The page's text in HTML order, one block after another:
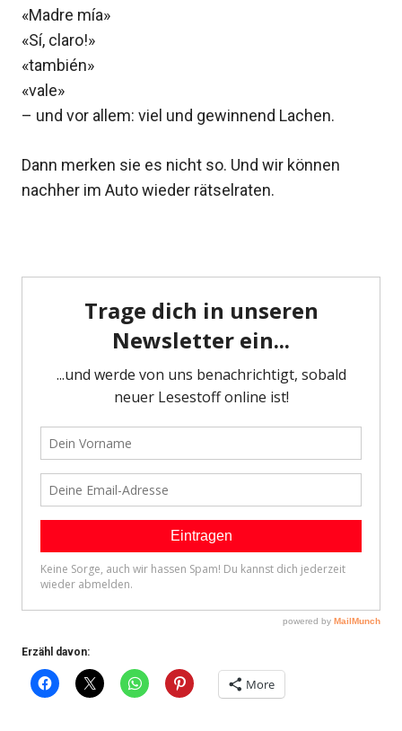
«Madre mía»
«Sí, claro!»
«también»
«vale»
– und vor allem: viel und gewinnend Lachen.
Dann merken sie es nicht so. Und wir können
nachher im Auto wieder rätselraten.
Erzähl davon:
More